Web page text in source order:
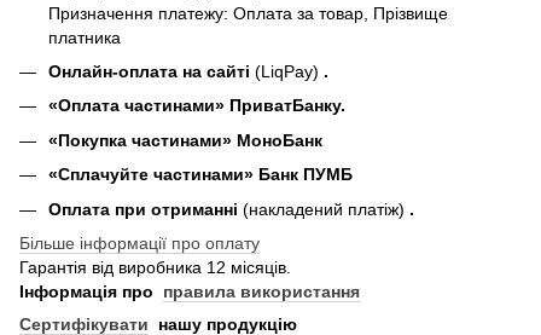
Призначення платежу: Оплата за товар, Прізвище
платника
Онлайн-оплата на сайті (LiqPay) .
«Оплата частинами» ПриватБанку.
«Покупка частинами» МоноБанк
«Сплачуйте частинами» Банк ПУМБ
Оплата при отриманні (накладений платіж) .
Більше інформації про оплату
Гарантія від виробника 12 місяців.
Інформація про правила використання
Сертифікувати нашу продукцію